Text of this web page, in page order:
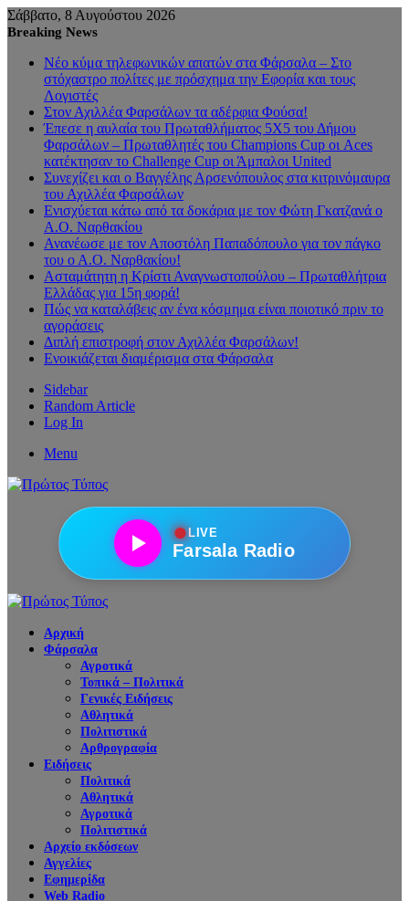
Σάββατο, 8 Αυγούστου 2026
Breaking News
Νέο κύμα τηλεφωνικών απατών στα Φάρσαλα – Στο
στόχαστρο πολίτες με πρόσχημα την Εφορία και τους
Λογιστές
Στον Αχιλλέα Φαρσάλων τα αδέρφια Φούσα!
Έπεσε η αυλαία του Πρωταθλήματος 5Χ5 του Δήμου
Φαρσάλων – Πρωταθλητές του Champions Cup οι Aces
κατέκτησαν το Challenge Cup οι Άμπαλοι United
Συνεχίζει και ο Βαγγέλης Αρσενόπουλος στα κιτρινόμαυρα
του Αχιλλέα Φαρσάλων
Ενισχύεται κάτω από τα δοκάρια με τον Φώτη Γκατζανά ο
Α.Ο. Ναρθακίου
Ανανέωσε με τον Αποστόλη Παπαδόπουλο για τον πάγκο
του ο Α.Ο. Ναρθακίου!
Ασταμάτητη η Κρίστι Αναγνωστοπούλου – Πρωταθλήτρια
Ελλάδας για 15η φορά!
Πώς να καταλάβεις αν ένα κόσμημα είναι ποιοτικό πριν το
αγοράσεις
Διπλή επιστροφή στον Αχιλλέα Φαρσάλων!
Ενοικιάζεται διαμέρισμα στα Φάρσαλα
Sidebar
Random Article
Log In
Menu
●LIVE
Farsala Radio
Αρχική
Φάρσαλα
Αγροτικά
Τοπικά – Πολιτικά
Γενικές Ειδήσεις
Αθλητικά
Πολιτιστικά
Αρθρογραφία
Ειδήσεις
Πολιτικά
Αθλητικά
Αγροτικά
Πολιτιστικά
Αρχείο εκδόσεων
Αγγελίες
Εφημερίδα
Web Radio